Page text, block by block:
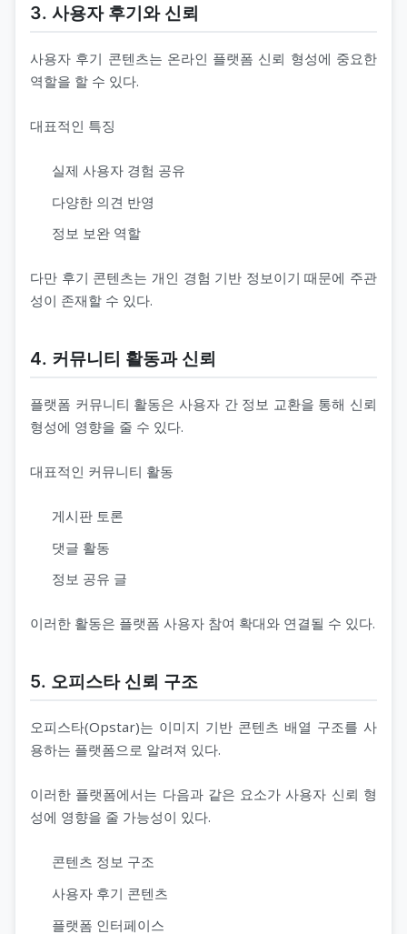
3. 사용자 후기와 신뢰
사용자 후기 콘텐츠는 온라인 플랫폼 신뢰 형성에 중요한
역할을 할 수 있다.
대표적인 특징
실제 사용자 경험 공유
다양한 의견 반영
정보 보완 역할
다만 후기 콘텐츠는 개인 경험 기반 정보이기 때문에 주관
성이 존재할 수 있다.
4. 커뮤니티 활동과 신뢰
플랫폼 커뮤니티 활동은 사용자 간 정보 교환을 통해 신뢰
형성에 영향을 줄 수 있다.
대표적인 커뮤니티 활동
게시판 토론
댓글 활동
정보 공유 글
이러한 활동은 플랫폼 사용자 참여 확대와 연결될 수 있다.
5. 오피스타 신뢰 구조
오피스타(Opstar)는 이미지 기반 콘텐츠 배열 구조를 사
용하는 플랫폼으로 알려져 있다.
이러한 플랫폼에서는 다음과 같은 요소가 사용자 신뢰 형
성에 영향을 줄 가능성이 있다.
콘텐츠 정보 구조
사용자 후기 콘텐츠
플랫폼 인터페이스